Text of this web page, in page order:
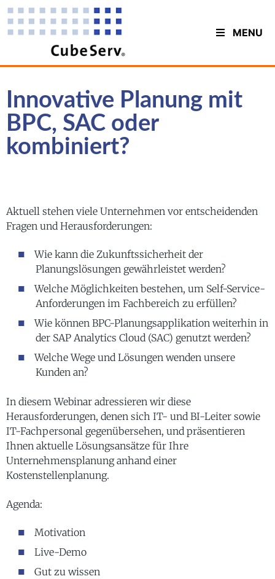
MENU
Innovative Planung mit
BPC, SAC oder
kombiniert?
Aktuell stehen viele Unternehmen vor entscheidenden
Fragen und Herausforderungen:
Wie kann die Zukunftssicherheit der
Planungslösungen gewährleistet werden?
Welche Möglichkeiten bestehen, um Self-Service-
Anforderungen im Fachbereich zu erfüllen?
Wie können BPC-Planungsapplikation weiterhin in
der SAP Analytics Cloud (SAC) genutzt werden?
Welche Wege und Lösungen wenden unsere
Kunden an?
In diesem Webinar adressieren wir diese
Herausforderungen, denen sich IT- und BI-Leiter sowie
IT-Fachpersonal gegenübersehen, und präsentieren
Ihnen aktuelle Lösungsansätze für Ihre
Unternehmensplanung anhand einer
Kostenstellenplanung.
Agenda:
Motivation
Live-Demo
Gut zu wissen